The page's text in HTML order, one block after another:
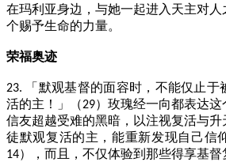
在玛利亚身边，与她一起进入天主对
个赐予生命的力量。
荣福奥迹
23.
「默观基督的面容时，不能仅止
活的主！」（29）玫瑰经一向都表达
信友超越受难的黑暗，以注视复活与
徒默观复活的主，能重新发现自己信
14），而且，不仅体验到那些得享基督